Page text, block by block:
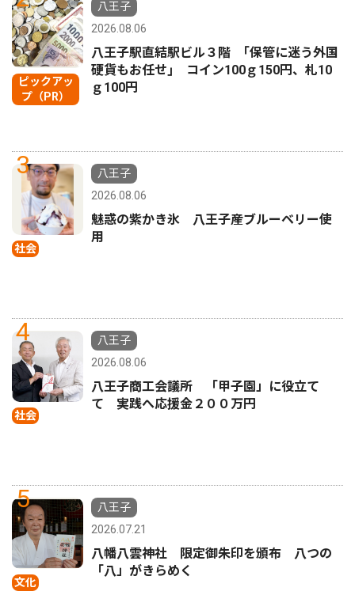
ピックアッ
プ（PR）
八王子
2026.08.06
八王子駅直結駅ビル３階 ｢保管に迷う外国
硬貨もお任せ｣ コイン100ｇ150円、札10
ｇ100円
3
社会
八王子
2026.08.06
魅惑の紫かき氷 八王子産ブルーベリー使
用
4
社会
八王子
2026.08.06
八王子商工会議所 「甲子園」に役立て
て 実践へ応援金２００万円
5
文化
八王子
2026.07.21
八幡八雲神社 限定御朱印を頒布 八つの
「八」がきらめく